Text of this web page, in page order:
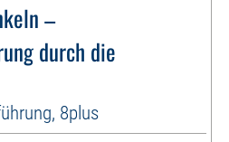
–
durch die
8plus